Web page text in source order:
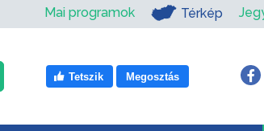
Mai programok Térkép
Tetszik Megosztás